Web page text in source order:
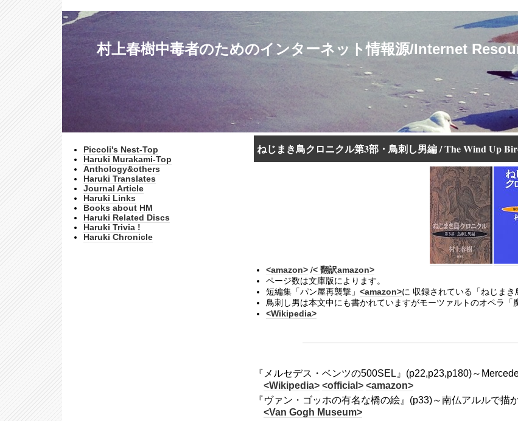
村上春樹中毒者のためのインターネット情報源/Internet
Piccoli's Nest-Top
Haruki Murakami-Top
Anthology&others
Haruki Translates
Journal Article
Haruki Links
Books about HM
Haruki Related Discs
Haruki Trivia !
Haruki Chronicle
ねじまき鳥クロニクル第3部・鳥刺し男編 / The Wind Up
<amazon> /< 翻訳amazon>
ページ数は文庫版によります。
短編集「パン屋再襲撃」 <amazon>に 収録されている「ねじまき
鳥刺し男は本文中にも書かれていますがモーツァルトのオペラ「
<Wikipedia>
『メルセデス・ベンツの500SEL』(p22,p23,p180)～
<Wikipedia> <official> <amazon>
『ヴァン・ゴッホの有名な橋の絵』(p33)～南仏アルルで描
<Van Gogh Museum>